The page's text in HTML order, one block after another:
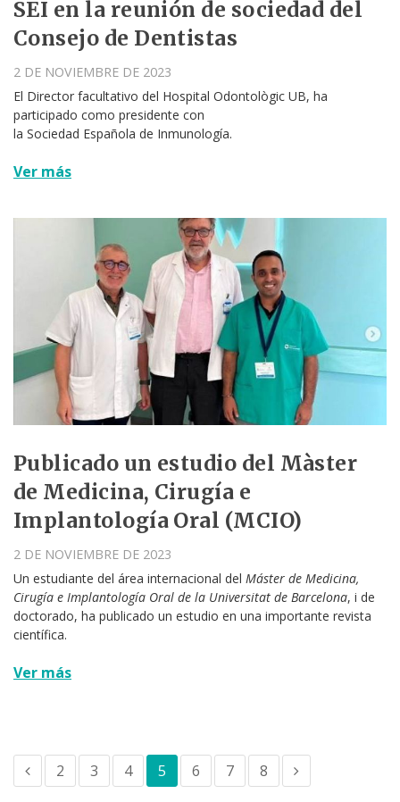
SEI en la reunión de sociedad del
Consejo de Dentistas
2 DE NOVIEMBRE DE 2023
El Director facultativo del Hospital Odontològic UB, ha
participado como presidente con
la Sociedad Española de Inmunología.
Ver más
Publicado un estudio del Màster
de Medicina, Cirugía e
Implantología Oral (MCIO)
2 DE NOVIEMBRE DE 2023
Un estudiante del área internacional del Máster de Medicina,
Cirugía e Implantología Oral de la Universitat de Barcelona, i de
doctorado, ha publicado un estudio en una importante revista
científica.
Ver más
2 3 4 5 6 7 8